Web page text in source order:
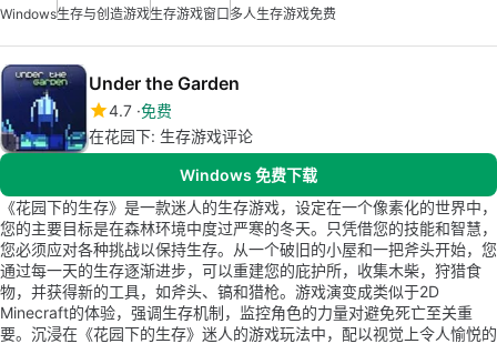
Windows生存与创造游戏生存游戏窗口多人生存游戏免费
Under the Garden
4.7 免费
在花园下: 生存游戏评论
Windows 免费下载
《花园下的生存》是一款迷人的生存游戏，设定在一个像素化的世界中，
您的主要目标是在森林环境中度过严寒的冬天。只凭借您的技能和智慧，
您必须应对各种挑战以保持生存。从一个破旧的小屋和一把斧头开始，您
通过每一天的生存逐渐进步，可以重建您的庇护所，收集木柴，狩猎食
物，并获得新的工具，如斧头、镐和猎枪。游戏演变成类似于2D
Minecraft的体验，强调生存机制，监控角色的力量对避免死亡至关重
要。沉浸在《花园下的生存》迷人的游戏玩法中，配以视觉上令人愉悦的